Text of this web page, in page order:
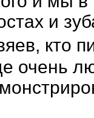
и
кто
очень